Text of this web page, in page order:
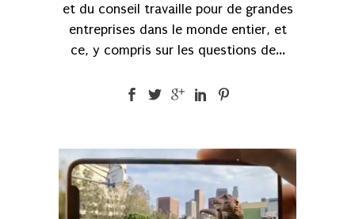
et du conseil travaille pour de grandes
entreprises dans le monde entier, et
ce, y compris sur les questions de...